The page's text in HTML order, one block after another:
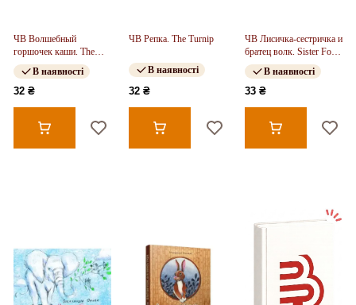
ЧВ Волшебный
горшочек каши. The
Magic Porridge Pot
В наявності
32 ₴
ЧВ Репка. The Turnip
В наявності
32 ₴
ЧВ Лисичка-сестричка и
братец волк. Sister Fox
and Brother Wolf
В наявності
33 ₴